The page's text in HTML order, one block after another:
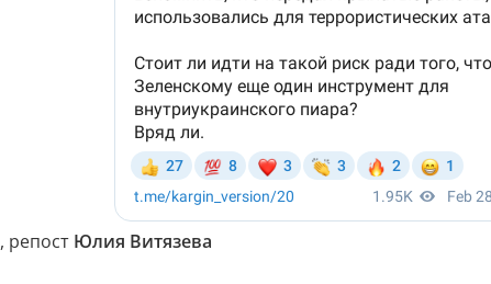
, репост Юлия Витязева